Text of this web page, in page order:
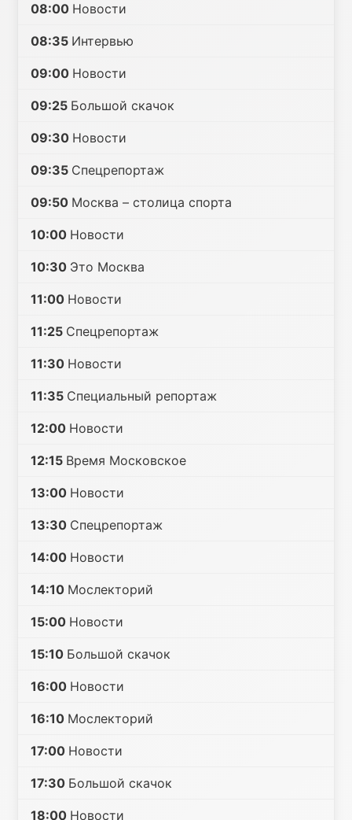
08:00 Новости
08:35 Интервью
09:00 Новости
09:25 Большой скачок
09:30 Новости
09:35 Спецрепортаж
09:50 Москва – столица спорта
10:00 Новости
10:30 Это Москва
11:00 Новости
11:25 Спецрепортаж
11:30 Новости
11:35 Специальный репортаж
12:00 Новости
12:15 Время Московское
13:00 Новости
13:30 Спецрепортаж
14:00 Новости
14:10 Мослекторий
15:00 Новости
15:10 Большой скачок
16:00 Новости
16:10 Мослекторий
17:00 Новости
17:30 Большой скачок
18:00 Новости